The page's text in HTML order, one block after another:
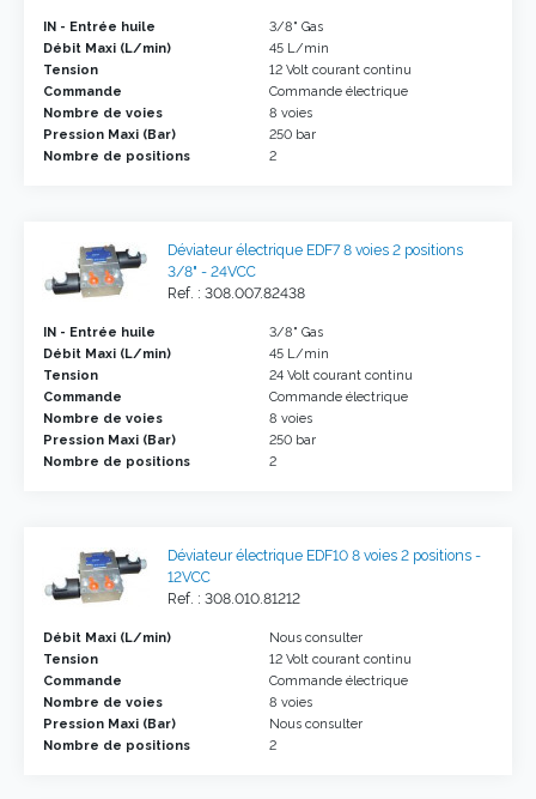
IN - Entrée huile
3/8" Gas
Débit Maxi (L/min)
45 L/min
Tension
12 Volt courant continu
Commande
Commande électrique
Nombre de voies
8 voies
Pression Maxi (Bar)
250 bar
Nombre de positions
2
Déviateur électrique EDF7 8 voies 2 positions
3/8" - 24VCC
Ref. : 308.007.82438
IN - Entrée huile
3/8" Gas
Débit Maxi (L/min)
45 L/min
Tension
24 Volt courant continu
Commande
Commande électrique
Nombre de voies
8 voies
Pression Maxi (Bar)
250 bar
Nombre de positions
2
Déviateur électrique EDF10 8 voies 2 positions -
12VCC
Ref. : 308.010.81212
Débit Maxi (L/min)
Nous consulter
Tension
12 Volt courant continu
Commande
Commande électrique
Nombre de voies
8 voies
Pression Maxi (Bar)
Nous consulter
Nombre de positions
2